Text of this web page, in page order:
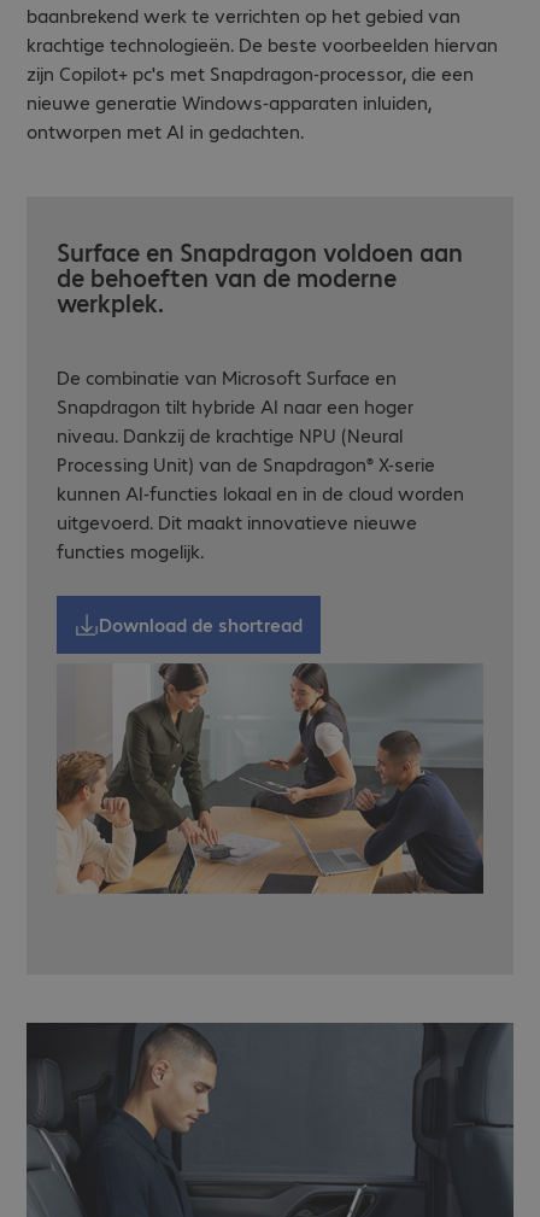
baanbrekend werk te verrichten op het gebied van
krachtige technologieën. De beste voorbeelden hiervan
zijn Copilot+ pc's met Snapdragon-processor, die een
nieuwe generatie Windows-apparaten inluiden,
ontworpen met AI in gedachten.
Surface en Snapdragon voldoen aan
de behoeften van de moderne
werkplek.
De combinatie van Microsoft Surface en
Snapdragon tilt hybride AI naar een hoger
niveau. Dankzij de krachtige NPU (Neural
Processing Unit) van de Snapdragon® X-serie
kunnen AI-functies lokaal en in de cloud worden
uitgevoerd. Dit maakt innovatieve nieuwe
functies mogelijk.
Download de shortread